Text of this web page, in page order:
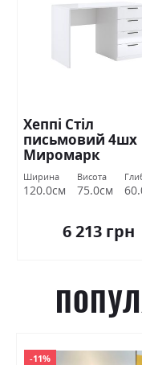
Хеппі Стіл
письмовий 4шх
Миромарк
Ширина
120.0см
Висота
75.0см
6 213 грн
-11%